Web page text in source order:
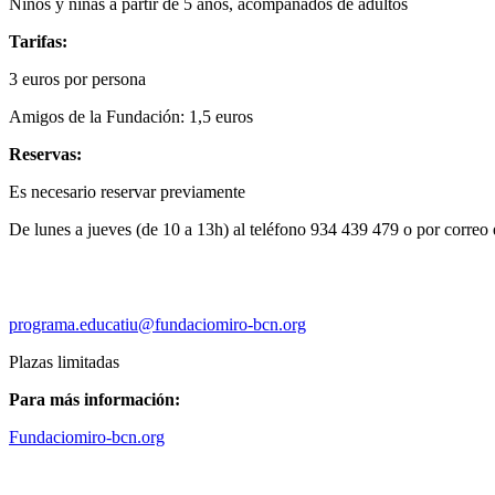
Tarifas:
3 euros por persona
Amigos de la Fundación: 1,5 euros
Reservas:
Es necesario reservar previamente
De lunes a jueves (de 10 a 13h) al teléfono 934 439 479 o por correo
programa.educatiu@fundaciomiro-bcn.org
Plazas limitadas
Para más información:
Fundaciomiro-bcn.org